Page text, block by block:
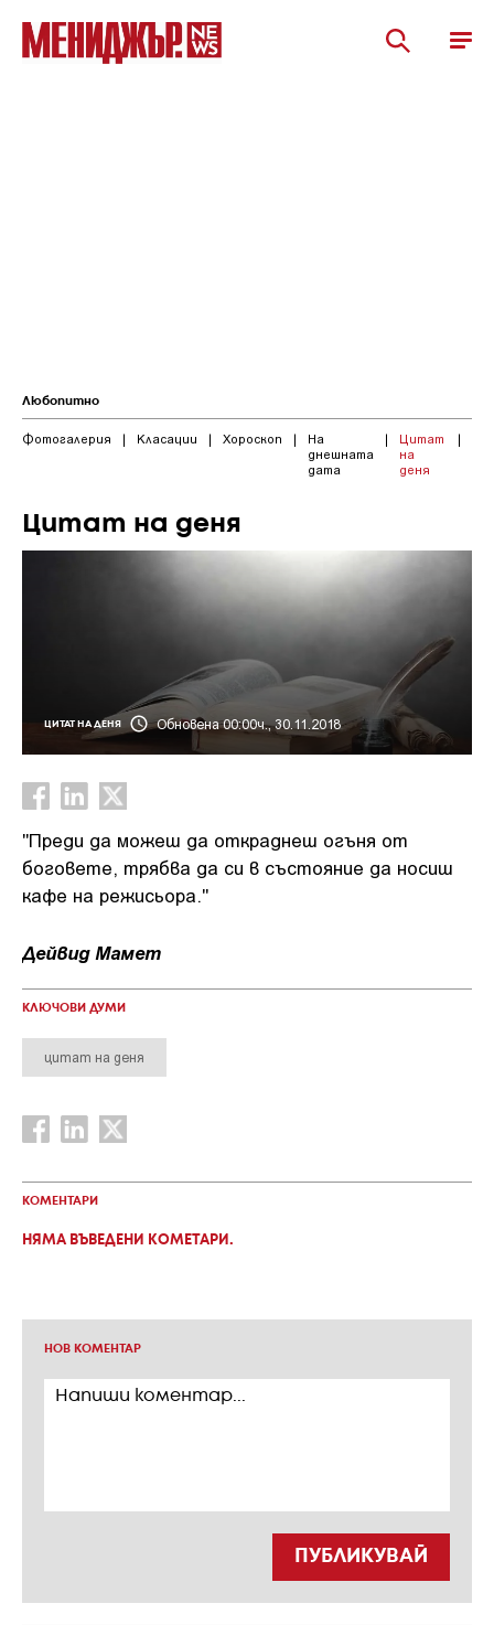
Любопитно
Фотогалерия | Класации | Хороскоп |
На
днешната
дата
|
Цитат
на
деня
|
Цитат на деня
ЦИТАТ НА ДЕНЯ Обновена 00:00ч., 30.11.2018
"Преди да можеш да откраднеш огъня от
боговете, трябва да си в състояние да носиш
кафе на режисьора."
Дейвид Мамет
КЛЮЧОВИ ДУМИ
цитат на деня
КОМЕНТАРИ
НЯМА ВЪВЕДЕНИ КОМЕТАРИ.
НОВ КОМЕНТАР
ПУБЛИКУВАЙ